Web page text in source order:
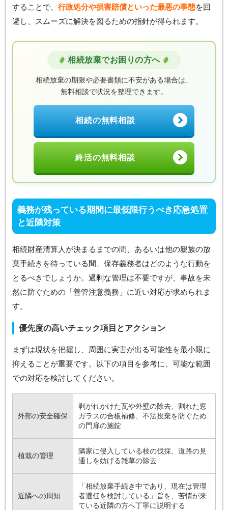
することで、 行政処分や損害賠償といった最悪の事態を回
避し、スムーズに解決を図るための指針が得られます。
相続放棄でお困りの方へ
相続放棄の期限や必要書類に不安がある場合は、
無料相談で状況を整理できます。
相続の無料相談
終活の無料相談
義務が残っている期間に最低限行うべき応急処置
と近隣対策
相続財産清算人が決まるまでの間、あるいは他の親族の放
棄手続きを待っている間、保存義務者はどのような行動を
とるべきでしょうか。過剰な管理は不要ですが、事故を未
然に防ぐための「善管注意義務」に近い対応が求められま
す。
優先度の高いチェック項目とアクション
まずは現状を把握し、周囲に実害が出る可能性を最小限に
抑えることが重要です。以下の項目を参考に、可能な範囲
での対応を検討してください。
外部の安全確保
剥がれかけた瓦や外壁の除去、割れた窓
ガラスの合板補修、不法投棄を防ぐため
の門扉の施錠
植栽の管理
隣家に侵入している枝の伐採、道路の見
通しを妨げる雑草の除去
近隣への周知
「相続放棄手続き中であり、現在は管理
者選任を検討している」旨を、苦情が来
ている近隣の方へ丁寧に説明する